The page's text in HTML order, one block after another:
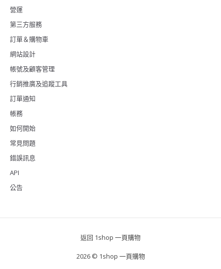
營運
第三方服務
訂單＆購物車
網站設計
帳號及顧客管理
行銷推廣及追蹤工具
訂單通知
帳務
如何開始
常見問題
錯誤訊息
API
公告
返回 1shop 一頁購物
2026 © 1shop 一頁購物